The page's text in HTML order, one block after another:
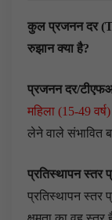
कुल प्रजनन दर
रुझान क्या है?
प्रजनन दर/
महिला (15-49
लेने वाले संभावित
प्रतिस्थापन स्तर
प्रतिस्थापन स्तर